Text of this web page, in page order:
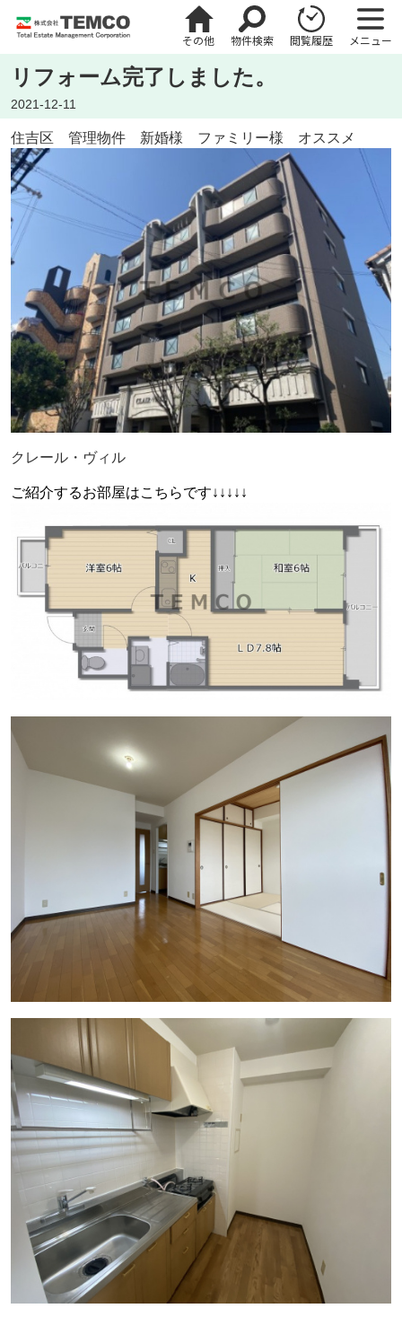
その他 物件検索 閲覧履歴 メニュー
リフォーム完了しました。
2021-12-11
住吉区 管理物件 新婚様 ファミリー様 オススメ
クレール・ヴィル
ご紹介するお部屋はこちらです↓↓↓↓↓